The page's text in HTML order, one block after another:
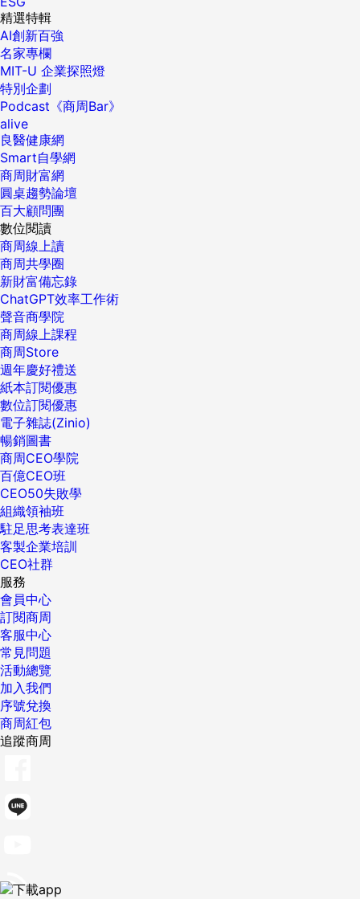
精選特輯
AI創新百強
名家專欄
MIT-U 企業探照燈
特別企劃
Podcast《商周Bar》
alive
良醫健康網
Smart自學網
商周財富網
圓桌趨勢論壇
百大顧問團
數位閱讀
商周線上讀
商周共學圈
新財富備忘錄
ChatGPT效率工作術
聲音商學院
商周線上課程
商周Store
週年慶好禮送
紙本訂閱優惠
數位訂閱優惠
電子雜誌(Zinio)
暢銷圖書
商周CEO學院
百億CEO班
CEO50失敗學
組織領袖班
駐足思考表達班
客製企業培訓
CEO社群
服務
會員中心
訂閱商周
客服中心
常見問題
活動總覽
加入我們
序號兌換
商周紅包
追蹤商周